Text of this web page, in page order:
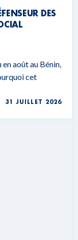
DES
août au Bénin,
cet
31 JUILLET 2026